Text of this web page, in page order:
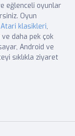
eğlenceli oyunlar
Oyun
Atari klasikleri,
ve daha pek çok
Android ve
sıklıkla ziyaret